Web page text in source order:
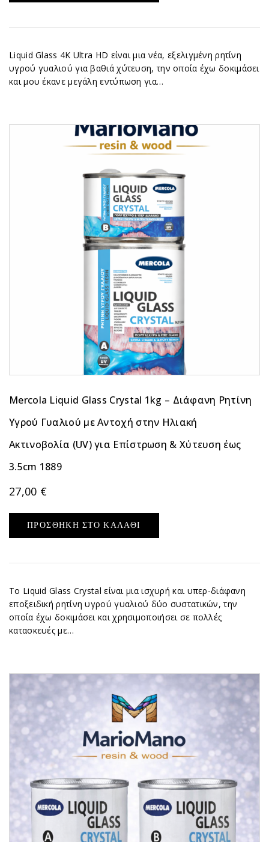
Liquid Glass 4K Ultra HD είναι μια νέα, εξελιγμένη ρητίνη
υγρού γυαλιού για βαθιά χύτευση, την οποία έχω δοκιμάσει
και μου έκανε μεγάλη εντύπωση για…
Mercola Liquid Glass Crystal 1kg – Διάφανη Ρητίνη
Υγρού Γυαλιού με Αντοχή στην Ηλιακή
Ακτινοβολία (UV) για Επίστρωση & Χύτευση έως
3.5cm 1889
27,00 €
ΠΡΟΣΘΉΚΗ ΣΤΟ ΚΑΛΆΘΙ
Το Liquid Glass Crystal είναι μια ισχυρή και υπερ-διάφανη
εποξειδική ρητίνη υγρού γυαλιού δύο συστατικών, την
οποία έχω δοκιμάσει και χρησιμοποιήσει σε πολλές
κατασκευές με…